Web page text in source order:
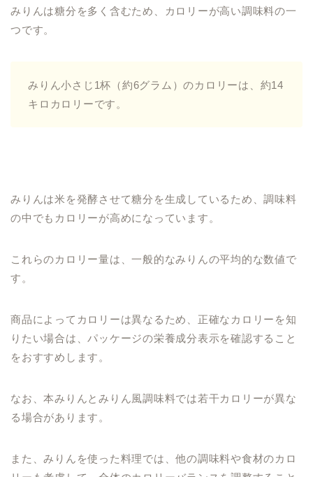
みりんは糖分を多く含むため、カロリーが高い調味料の一
つです。
みりん小さじ1杯（約6グラム）のカロリーは、約14
キロカロリーです。
みりんは米を発酵させて糖分を生成しているため、調味料
の中でもカロリーが高めになっています。
これらのカロリー量は、一般的なみりんの平均的な数値で
す。
商品によってカロリーは異なるため、正確なカロリーを知
りたい場合は、パッケージの栄養成分表示を確認すること
をおすすめします。
なお、本みりんとみりん風調味料では若干カロリーが異な
る場合があります。
また、みりんを使った料理では、他の調味料や食材のカロ